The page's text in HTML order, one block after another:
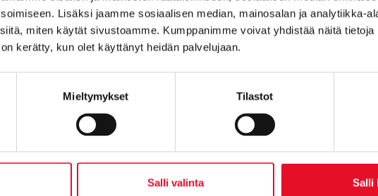
Lisäksi jaamme sosiaalisen median, mainosalan ja analytiikka-
miten käytät sivustoamme. Kumppanimme voivat yhdistää näitä tietoja
kerätty, kun olet käyttänyt heidän palvelujaan.
Mieltymykset Tilastot
Salli valinta Salli
5425
5220